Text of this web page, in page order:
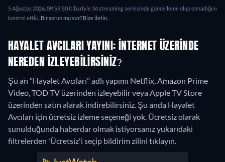
5 Ağustos 2026, 09:59:50 itibariyle 34 streaming servisinde güncelleme olup olmadığını
kontrol ettik. Bir sorun mu var? Bize iletin.
HAYALET AVCILARI YAYINI: İNTERNET ÜZERINDE
NEREDEN IZLEYEBILIRSINIZ?
Şu an "Hayalet Avcıları" adlı yapımı Netflix, Amazon Prime
Video, TOD TV üzerinden izleyebilir veya Apple TV Store
üzerinden satın alarak indirebilirsiniz. Şu anda Hayalet
Avcıları için ücretsiz izleme seçeneği yok. Ücretsiz olarak
sunulduğunda haberdar olmak istiyorsanız yukarıdaki
filtrelerden 'Ücretsiz'i seçip bildirim zilini tıklayın.